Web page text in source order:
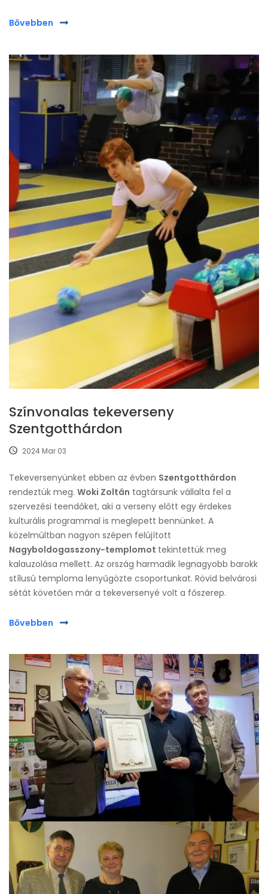
Bővebben
Színvonalas tekeverseny
Szentgotthárdon
2024 Mar 03
Tekeversenyünket ebben az évben Szentgotthárdon
rendeztük meg. Woki Zoltán tagtársunk vállalta fel a
szervezési teendőket, aki a verseny előtt egy érdekes
kulturális programmal is meglepett bennünket. A
közelmúltban nagyon szépen felújított
Nagyboldogasszony-templomot tekintettük meg
kalauzolása mellett. Az ország harmadik legnagyobb barokk
stílusú temploma lenyűgözte csoportunkat. Rövid belvárosi
sétát követően már a tekeversenyé volt a főszerep.
Bővebben